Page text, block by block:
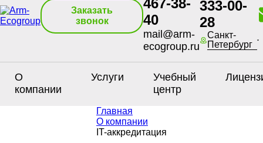
Заказать
звонок
40
mail@arm-
ecogroup.ru
333-00-
28
Санкт-
Петербург
О
компании
Услуги
Учебный
центр
Главная
О компании
IT-аккредитация